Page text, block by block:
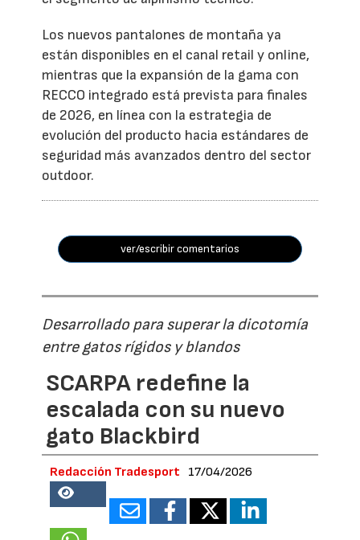
Los nuevos pantalones de montaña ya
están disponibles en el canal retail y online,
mientras que la expansión de la gama con
RECCO integrado está prevista para finales
de 2026, en línea con la estrategia de
evolución del producto hacia estándares de
seguridad más avanzados dentro del sector
outdoor.
ver/escribir comentarios
Desarrollado para superar la dicotomía
entre gatos rígidos y blandos
SCARPA redefine la
escalada con su nuevo
gato Blackbird
Redacción Tradesport 17/04/2026
18709